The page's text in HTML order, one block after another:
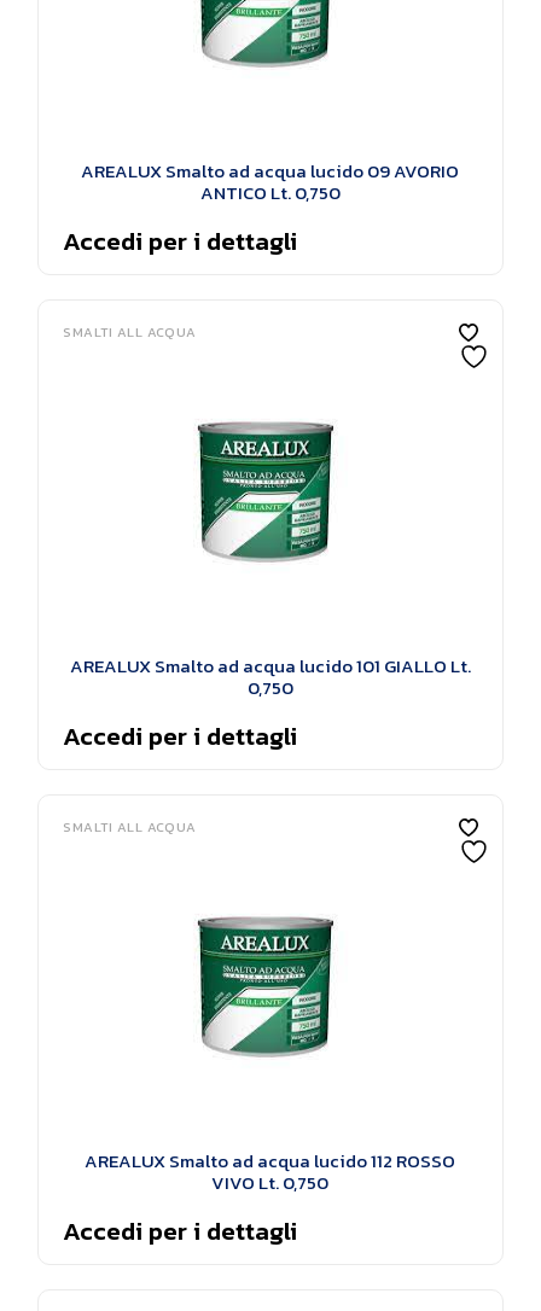
AREALUX Smalto ad acqua lucido 09 AVORIO
ANTICO Lt. 0,750
Accedi per i dettagli
SMALTI ALL ACQUA
AREALUX Smalto ad acqua lucido 101 GIALLO Lt.
0,750
Accedi per i dettagli
SMALTI ALL ACQUA
AREALUX Smalto ad acqua lucido 112 ROSSO
VIVO Lt. 0,750
Accedi per i dettagli